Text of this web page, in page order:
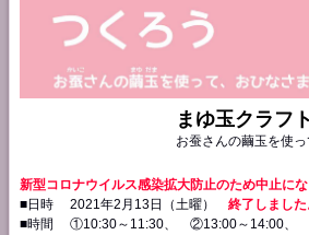
まゆ玉クラフ
お蚕さんの繭玉を使
新型コロナウイルス感染拡大防止のため中止に
■日時 2021年2月13日（土曜）
終了しました
■時間 ①10:30～11:30、 ②13:00～14:00、